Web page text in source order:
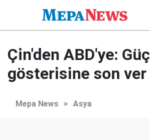
Çin'den ABD'ye: Güç
gösterisine son ver
Mepa News > Asya